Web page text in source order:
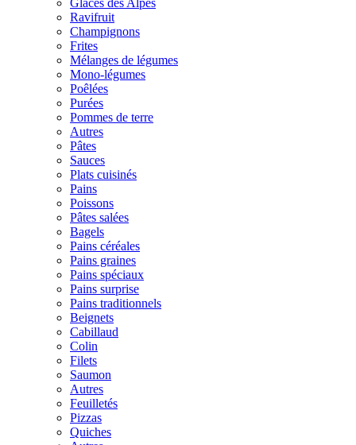
Glaces des Alpes
Ravifruit
Champignons
Frites
Mélanges de légumes
Mono-légumes
Poêlées
Purées
Pommes de terre
Autres
Pâtes
Sauces
Plats cuisinés
Pains
Poissons
Pâtes salées
Bagels
Pains céréales
Pains graines
Pains spéciaux
Pains surprise
Pains traditionnels
Beignets
Cabillaud
Colin
Filets
Saumon
Autres
Feuilletés
Pizzas
Quiches